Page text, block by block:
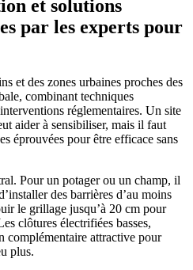
et solutions
par les experts pour
et des zones urbaines proches des
combinant techniques
réglementaires. Un site
aider à sensibiliser, mais il faut
éprouvées pour être efficace sans
Pour un potager ou un champ, il
des barrières d’au moins
le grillage jusqu’à 20 cm pour
clôtures électrifiées basses,
complémentaire attractive pour
plus.